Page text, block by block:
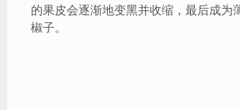
的果皮会逐渐地变黑并收缩，最后成为
椒子。